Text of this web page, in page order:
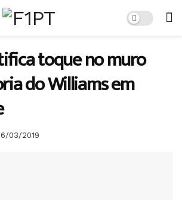
toque no muro
do Williams em
03/2019